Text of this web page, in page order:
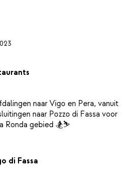
naar Vigo en Pera, vanuit
naar Pozzo di Fassa voor
di Fassa